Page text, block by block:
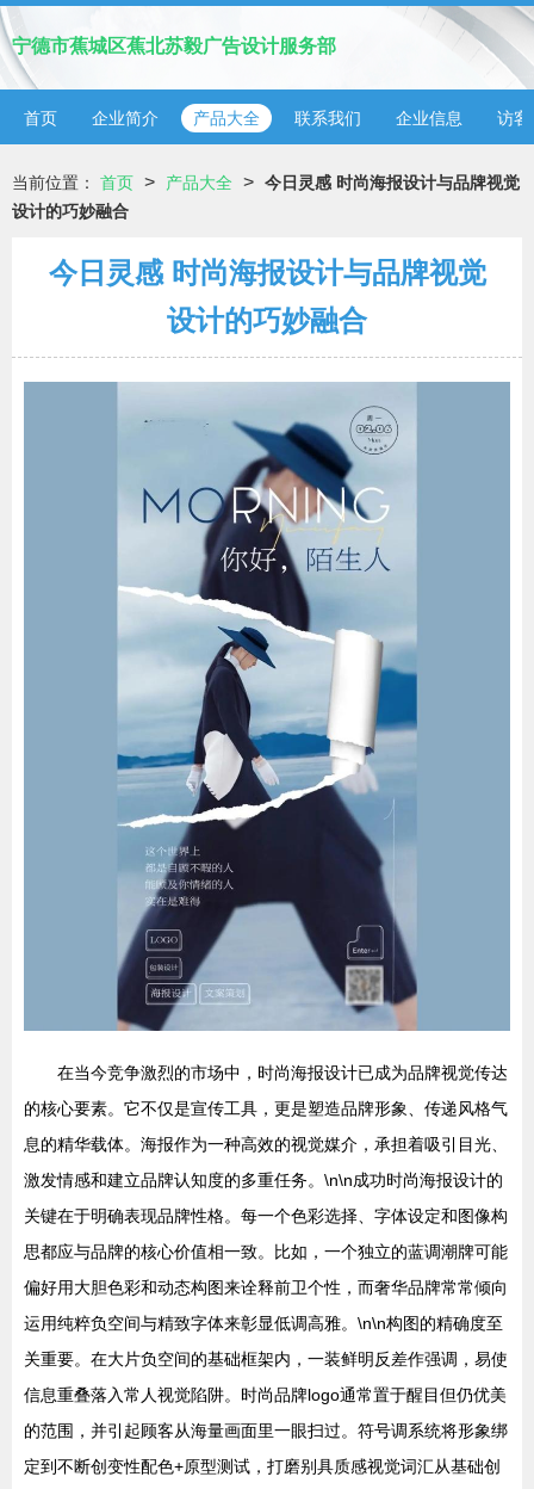
宁德市蕉城区蕉北苏毅广告设计服务部
首页 企业简介 产品大全 联系我们 企业信息 访客
当前位置： 首页 > 产品大全 > 今日灵感 时尚海报设计与品牌视觉
设计的巧妙融合
今日灵感 时尚海报设计与品牌视觉
设计的巧妙融合
在当今竞争激烈的市场中，时尚海报设计已成为品牌视觉传达
的核心要素。它不仅是宣传工具，更是塑造品牌形象、传递风格气
息的精华载体。海报作为一种高效的视觉媒介，承担着吸引目光、
激发情感和建立品牌认知度的多重任务。\n\n成功时尚海报设计的
关键在于明确表现品牌性格。每一个色彩选择、字体设定和图像构
思都应与品牌的核心价值相一致。比如，一个独立的蓝调潮牌可能
偏好用大胆色彩和动态构图来诠释前卫个性，而奢华品牌常常倾向
运用纯粹负空间与精致字体来彰显低调高雅。\n\n构图的精确度至
关重要。在大片负空间的基础框架内，一装鲜明反差作强调，易使
信息重叠落入常人视觉陷阱。时尚品牌logo通常置于醒目但仍优美
的范围，并引起顾客从海量画面里一眼扫过。符号调系统将形象绑
定到不断创变性配色+原型测试，打磨别具质感视觉词汇从基础创